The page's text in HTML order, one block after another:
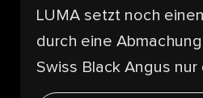
LUMA setzt noch
durch eine
Swiss Black Angus nur
hochwertigsten aller